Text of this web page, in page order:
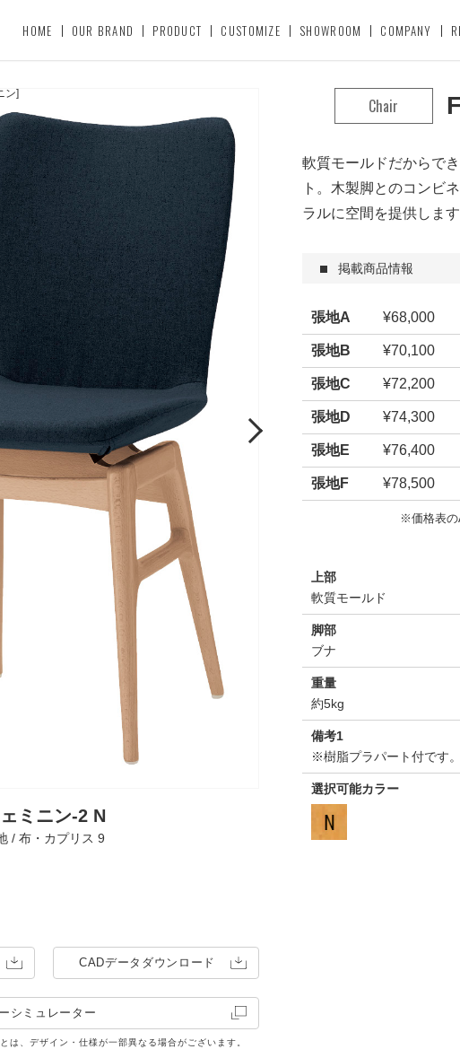
HOME OUR BRAND PRODUCT CUSTOMIZE SHOWROOM COMPANY
ン]
ミニン-2 N
/ 布・カプリス 9
Next
CADデータ ダウンロード
シミュレーター
は、デザイン・仕様が一部異なる場合がございます。
Chair
軟質モールドだからで
ト。木製脚とのコンビ
ラルに空間を提供しま
掲載商品情報
張地A ¥68,000
張地B ¥70,100
張地C ¥72,200
張地D ¥74,300
張地E ¥76,400
張地F ¥78,500
※価格表の
上部
軟質モールド
脚部
ブナ
重量
約5kg
備考1
※樹脂プラパート付です
選択可能カラー